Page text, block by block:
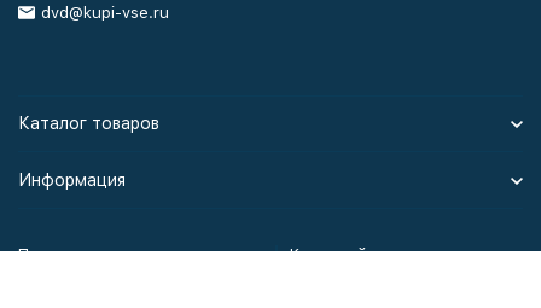
dvd@kupi-vse.ru
Каталог товаров
Информация
Политика персональных данных Карта сайта